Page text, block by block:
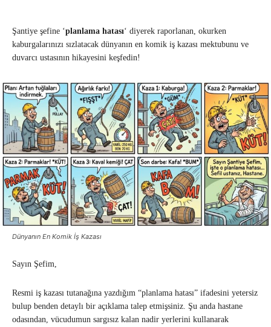
Şantiye şefine ‘planlama hatası‘ diyerek raporlanan, okurken
kaburgalarınızı sızlatacak dünyanın en komik iş kazası mektubunu ve
duvarcı ustasının hikayesini keşfedin!
Dünyanın En Komik İş Kazası
Sayın Şefim,
Resmi iş kazası tutanağına yazdığım “planlama hatası” ifadesini yetersiz
bulup benden detaylı bir açıklama talep etmişsiniz. Şu anda hastane
odasından, vücudumun sargısız kalan nadir yerlerini kullanarak